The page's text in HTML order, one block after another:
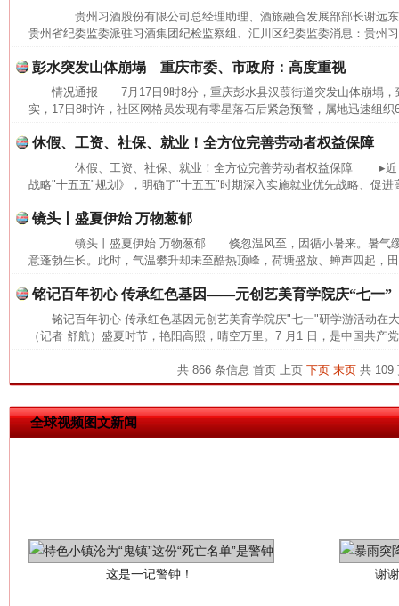
贵州习酒股份有限公司总经理助理、酒旅融合发展部部长谢
贵州省纪委监委派驻习酒集团纪检监察组、汇川区纪委监委消息：贵州
彭水突发山体崩塌 重庆市委、市政府：高度重视
情况通报 7月17日9时8分，重庆彭水县汉葭街道突发山体崩塌，
实，17日8时许，社区网格员发现有零星落石后紧急预警，属地迅速组
休假、工资、社保、就业！全方位完善劳动者权益保障
休假、工资、社保、就业！全方位完善劳动者权益保障 ▸近
战略"十五五"规划》，明确了"十五五"时期深入实施就业优先战略、促进
镜头丨盛夏伊始 万物葱郁
镜头丨盛夏伊始 万物葱郁 倏忽温风至，因循小暑来。暑气缓
意蓬勃生长。此时，气温攀升却未至酷热顶峰，荷塘盛放、蝉声四起，
铭记百年初心 传承红色基因——元创艺美育学院庆“七一”
铭记百年初心 传承红色基因元创艺美育学院庆"七一"研学游活动
（记者 舒航）盛夏时节，艳阳高照，晴空万里。7 月1 日，是中国共产
共 866 条信息 首页 上页 下页 末页 共 109
全球视频图文新闻